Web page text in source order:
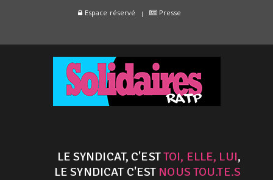
Espace réservé Presse
LE SYNDICAT, C'ESTTOI, ELLE, LUI,
LE SYNDICAT C'EST NOUS TOU.TE.S